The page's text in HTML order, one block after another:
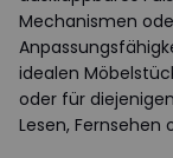
Mechanismen
idealen
oder für
Lesen, Fernsehen